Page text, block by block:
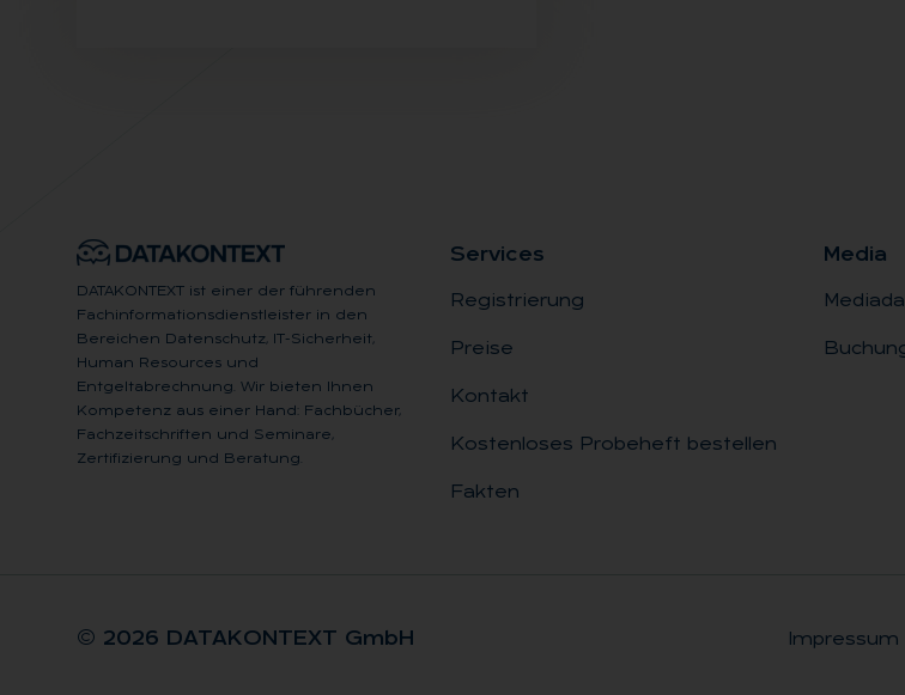
DATAKONTEXT ist einer der führenden
Fachinformationsdienstleister in den
Bereichen Datenschutz, IT-Sicherheit,
Human Resources und
Entgeltabrechnung. Wir bieten Ihnen
Kompetenz aus einer Hand: Fachbücher,
Fachzeitschriften und Seminare,
Zertifizierung und Beratung.
Ser­vices
Registrierung
Preise
Kontakt
Kostenloses Probeheft bestellen
Fakten
Me­dia
© 2026 DA­TA­KON­TEXT GmbH Impressum